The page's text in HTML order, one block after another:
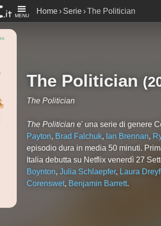
MENU
Home Serie The Politician
The Politician
The Politician
The Politician e' una serie di genere
Payton, Brad Falchuk, Ian Brennan,
episodio dura in media 50 minuti.
Italia debutta su Netflix venerdì 27
Boynton, Julia Schlaepfer, Laura
Corenswet, Benjamin Barrett.